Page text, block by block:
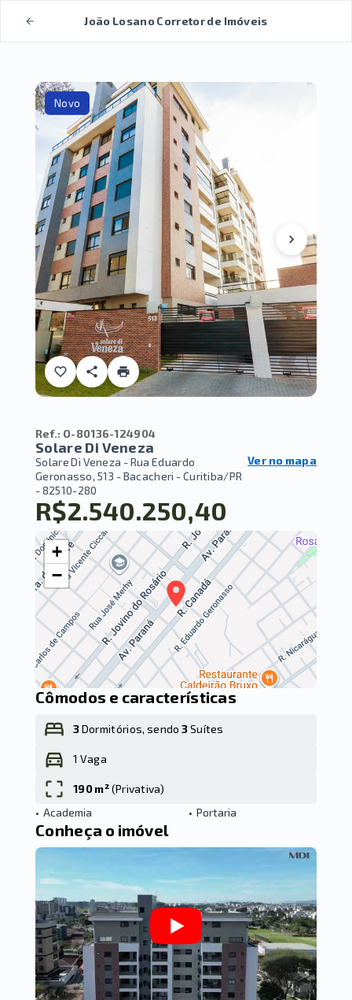
João Losano Corretor de Imóveis
Novo
Ref.: O-80136-124904
Solare Di Veneza
Solare Di Veneza -Rua Eduardo
Geronasso, 513 - Bacacheri - Curitiba/PR
- 82510-280
Ver no mapa
R$2.540.250,40
+
−
Cômodos e características
3Dormitórios, sendo3Suítes
1 Vaga
190 m²(Privativa)
• Academia • Portaria
Conheça o imóvel